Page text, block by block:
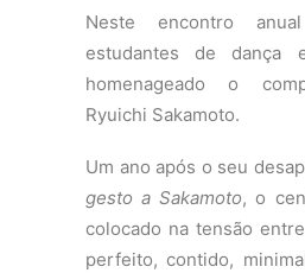
Neste encontro
estudantes de dança
homenageado o
Ryuichi Sakamoto.
Um ano após o seu
gesto a Sakamoto, o
colocado na tensão
perfeito, contido,